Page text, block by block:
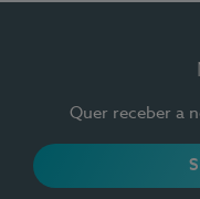
Quer receber a